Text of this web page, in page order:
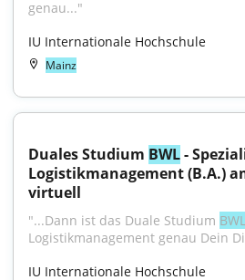
genau..."
IU Internationale Hochschule
Mainz
Duales Studium BWL -
Logistikmanagement (B.A.)
virtuell
"...Dann ist das Duale Studium BWL
Logistikmanagement genau Dein
IU Internationale Hochschule